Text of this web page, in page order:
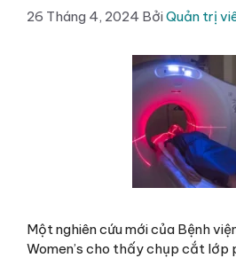
26 Tháng 4, 2024 BởiQuản trị
Một nghiên cứu mới của Bệnh
Women’s cho thấy chụp cắt lớp